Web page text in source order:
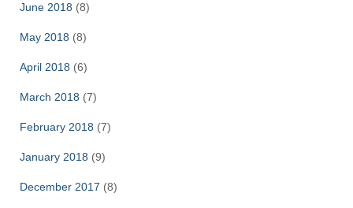
June 2018 (8)
May 2018 (8)
April 2018 (6)
March 2018 (7)
February 2018 (7)
January 2018 (9)
December 2017 (8)